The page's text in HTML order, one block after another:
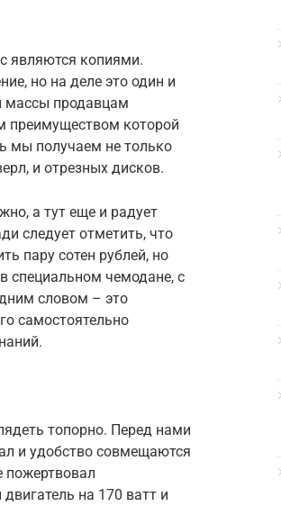
являются копиями.
но на деле это один и
массы продавцам
преимуществом которой
мы получаем не только
и отрезных дисков.
а тут еще и радует
следует отметить, что
пару сотен рублей, но
специальном чемодане, с
словом – это
самостоятельно
топорно. Перед нами
и удобство совмещаются
пожертвовал
на 170 ватт и